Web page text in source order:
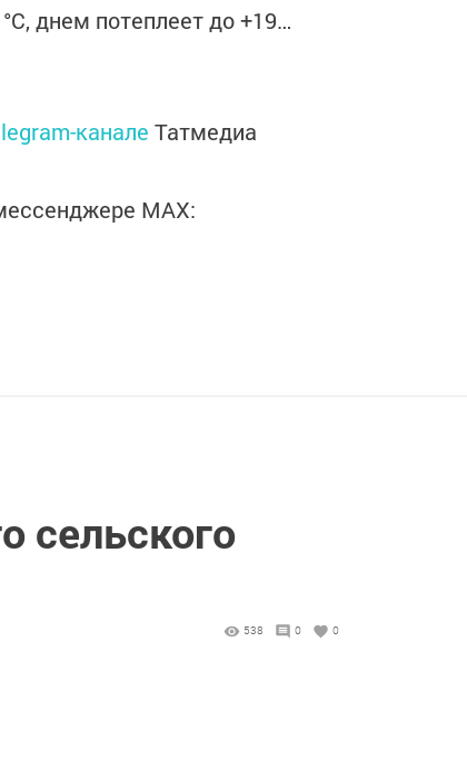
днем потеплеет до +19…
канале Татмедиа
MАХ:
сельского
538 0 0